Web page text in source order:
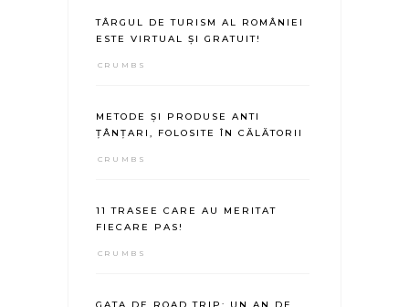
TÂRGUL DE TURISM AL ROMÂNIEI
ESTE VIRTUAL ȘI GRATUIT!
CRUMBS
METODE ȘI PRODUSE ANTI
ȚÂNȚARI, FOLOSITE ÎN CĂLĂTORII
CRUMBS
11 TRASEE CARE AU MERITAT
FIECARE PAS!
CRUMBS